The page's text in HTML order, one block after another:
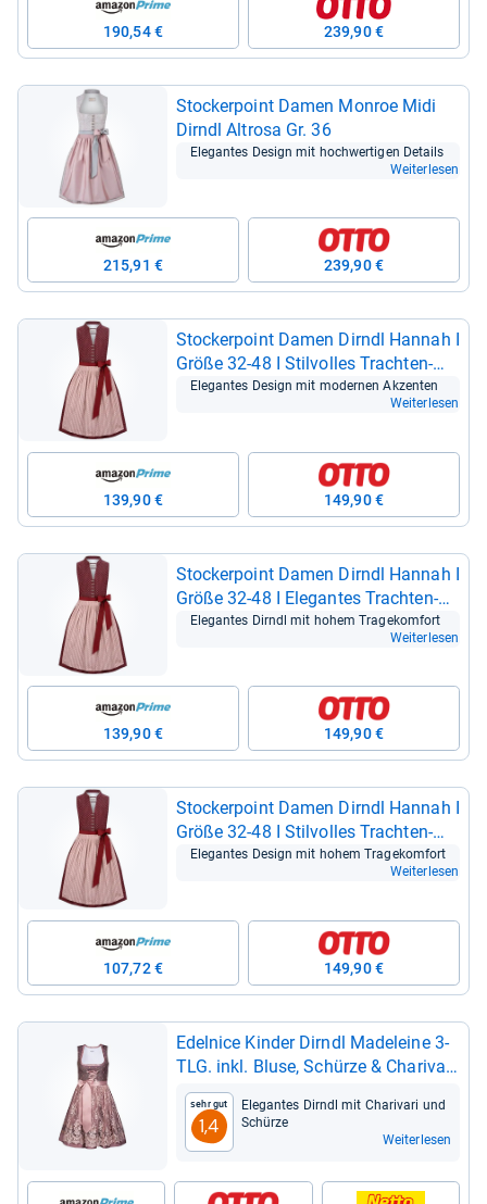
190,54 € 239,90 €
Stocker­point Damen Mon­roe Midi
Dirndl Alt­rosa Gr. 36
Ele­gan­tes Design mit hoch­wer­ti­gen Details
Weiterlesen
215,91 € 239,90 €
Stocker­point Damen Dirndl Han­nah I
Größe 32-​48 I Stil­vol­les Trach­ten­
kleid mit Schürze & ele­gan­ten
Ele­gan­tes Design mit moder­nen Akzen­ten
Weiterlesen
139,90 € 149,90 €
Stocker­point Damen Dirndl Han­nah I
Größe 32-​48 I Ele­gan­tes Trach­ten­
kleid mit Schürze
Ele­gan­tes Dirndl mit hohem Tra­ge­kom­fort
Weiterlesen
139,90 € 149,90 €
Stocker­point Damen Dirndl Han­nah I
Größe 32-​48 I Stil­vol­les Trach­ten­
kleid mit Schürze & ele­gan­ten
Ele­gan­tes Design mit hohem Tra­ge­kom­fort
Weiterlesen
107,72 € 149,90 €
Edel­nice Kin­der Dirndl Made­leine 3-​
TLG. inkl. Bluse, Schürze & Cha­ri­vari
(140)
Sehr gut
1,4
Ele­gan­tes Dirndl mit Cha­ri­vari und
Schürze
Weiterlesen